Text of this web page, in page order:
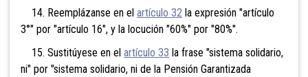
14. Reemplázanse en el artículo 32 la expresión "artículo
3°" por "artículo 16", y la locución "60%" por "80%".
15. Sustitúyese en el artículo 33 la frase "sistema solidario,
ni" por "sistema solidario, ni de la Pensión Garantizada